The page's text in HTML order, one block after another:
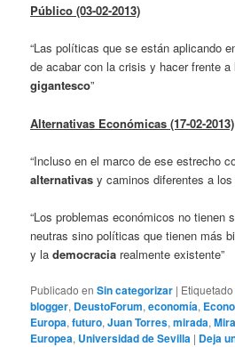
Público (03-02-2013)
“Las políticas que se están aplicando
de acabar con la crisis y hacer frente
gigantesco”
Alternativas Económicas (17-02-2013)
“Incluso en el marco de ese estrecho
alternativas y caminos diferentes a
“Los problemas económicos no tienen
neutras sino políticas que tienen más
y la democracia realmente existente”
Publicado en Sin categorizar | Etiquetado
blogger, DeustoForum,economía,
Europa,futuro,Juan Torres,mirada,
Europea, Universidad de Sevilla | Deja